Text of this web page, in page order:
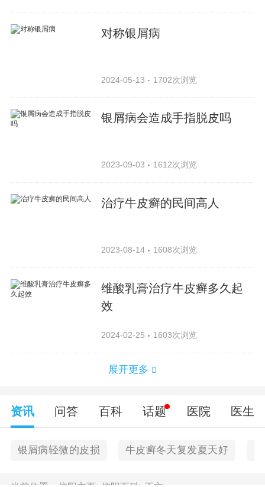
对称银屑病
2024-05-13 1702次浏览
银屑病会造成手指脱皮吗
2023-09-03 1612次浏览
治疗牛皮癣的民间高人
2023-08-14 1608次浏览
维酸乳膏治疗牛皮癣多久起
效
2024-02-25 1603次浏览
展开更多
资讯 问答 百科 话题 医院 医生
银屑病轻微的皮损 牛皮癣冬天复发夏天好